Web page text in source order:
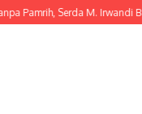
Serda M. Irwandi Bantu